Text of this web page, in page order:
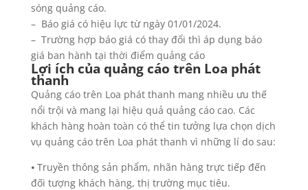
sóng quảng cáo.
– Báo giá có hiệu lực từ ngày 01/01/2024.
– Trường hợp báo giá có thay đổi thì áp dụng báo
giá ban hành tại thời điểm quảng cáo
Lợi ích của quảng cáo trên Loa phát
thanh
Quảng cáo trên Loa phát thanh mang nhiều ưu thế
nổi trội và mang lại hiệu quả quảng cáo cao. Các
khách hàng hoàn toàn có thể tin tưởng lựa chọn dịch
vụ quảng cáo trên Loa phát thanh vì những lí do sau:
⦁ Truyền thông sản phẩm, nhãn hàng trực tiếp đến
đối tượng khách hàng, thị trường mục tiêu.